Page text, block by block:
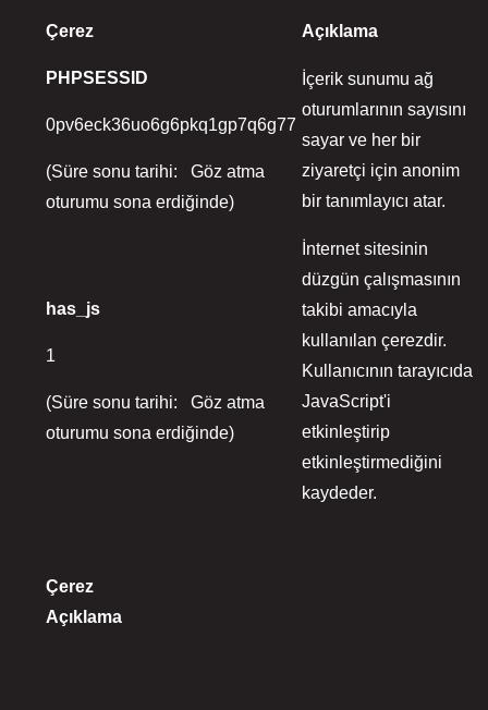
Çerez Açıklama
PHPSESSID
0pv6eck36uo6g6pkq1gp7q6g77
(Süre sonu tarihi: Göz atma
oturumu sona erdiğinde)
İçerik sunumu ağ
oturumlarının sayısını
sayar ve her bir
ziyaretçi için anonim
bir tanımlayıcı atar.
has_js
1
(Süre sonu tarihi: Göz atma
oturumu sona erdiğinde)
İnternet sitesinin
düzgün çalışmasının
takibi amacıyla
kullanılan çerezdir.
Kullanıcının tarayıcıda
JavaScript'i
etkinleştirip
etkinleştirmediğini
kaydeder.
Çerez
Açıklama